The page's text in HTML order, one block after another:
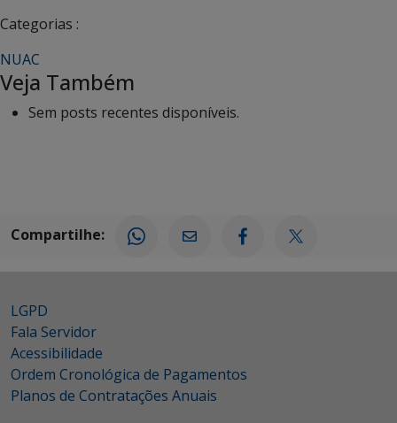
Categorias :
NUAC
Veja Também
Sem posts recentes disponíveis.
Compartilhe:
LGPD
Fala Servidor
Acessibilidade
Ordem Cronológica de Pagamentos
Planos de Contratações Anuais